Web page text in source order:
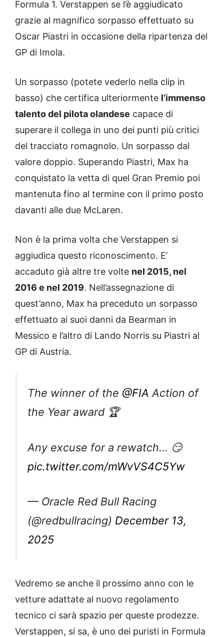
Formula 1. Verstappen se l’è aggiudicato
grazie al magnifico sorpasso effettuato su
Oscar Piastri in occasione della ripartenza del
GP di Imola.
Un sorpasso (potete vederlo nella clip in
basso) che certifica ulteriormente l’immenso
talento del pilota olandese capace di
superare il collega in uno dei punti più critici
del tracciato romagnolo. Un sorpasso dal
valore doppio. Superando Piastri, Max ha
conquistato la vetta di quel Gran Premio poi
mantenuta fino al termine con il primo posto
davanti alle due McLaren.
Non è la prima volta che Verstappen si
aggiudica questo riconoscimento. E’
accaduto già altre tre volte nel 2015, nel
2016 e nel 2019. Nell’assegnazione di
quest’anno, Max ha preceduto un sorpasso
effettuato ai suoi danni da Bearman in
Messico e l’altro di Lando Norris su Piastri al
GP di Austria.
The winner of the @FIA Action of
the Year award 🏆
Any excuse for a rewatch… 😏
pic.twitter.com/mWvVS4C5Yw
— Oracle Red Bull Racing
(@redbullracing) December 13,
2025
Vedremo se anche il prossimo anno con le
vetture adattate al nuovo regolamento
tecnico ci sarà spazio per queste prodezze.
Verstappen, si sa, è uno dei puristi in Formula